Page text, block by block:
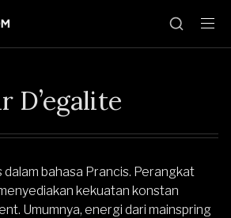
D’egalite
bahasa Prancis. Perangkat
kekuatan konstan
Umumnya, energi dari mainspring